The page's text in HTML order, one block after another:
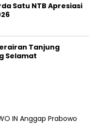
Satu NTB Apresiasi
Tanjung
Selamat